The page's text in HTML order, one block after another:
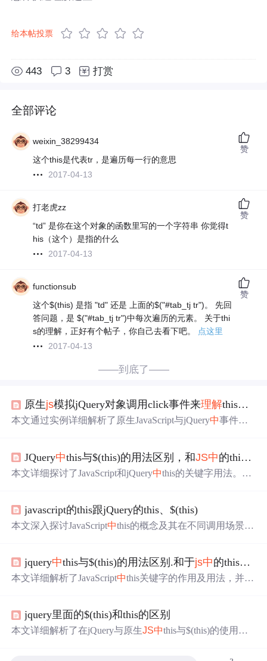
给本帖投票
443 3 打赏
全部评论
weixin_38299434
这个this是代表tr，是遍历每一行的意思
2017-04-13
赞
打老虎zz
“td” 是你在这个对象的函数里写的一个字符串 你觉得t
his（这个）是指的什么
2017-04-13
赞
functionsub
这个$(this) 是指 "td" 还是 上面的$("#tab_tj tr")。 先回
答问题，是 $("#tab_tj tr")中每次遍历的元素。 关于thi
s的理解，正好有个帖子，你自己去看下吧。
点这里
2017-04-13
赞
——到底了——
原生js模拟jQuery对象调用click事件来理解this和$(this)
本文通过实例详细解析了原生JavaScript与jQuery中事件回
JQuery中this与$(this)的用法区别，和JS中的this区别
本文详细探讨了JavaScript和jQuery中this的关键字用法。在j
调用的上下文指向不同对象，如全局环境、构造函数、对
象方法等。理解this的动态绑定对于编写高效和可维护的代
javascript的this跟jQuery的this、$(this)
本文深入探讨JavaScript中this的概念及其在不同调用场景下
jquery中this与$(this)的用法区别.和于js中的this区别
本文详细解析了JavaScript中this关键字的作用及用法，并对
使用。
jquery里面的$(this)和this的区别
本文详细解析了在jQuery与原生JS中this与$(this)的使用区